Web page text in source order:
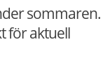
sommaren.
för aktuell